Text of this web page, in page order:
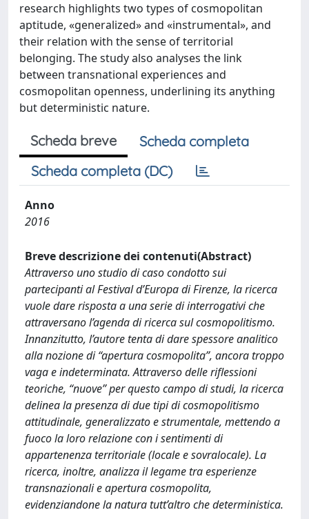
research highlights two types of cosmopolitan
aptitude, «generalized» and «instrumental», and
their relation with the sense of territorial
belonging. The study also analyses the link
between transnational experiences and
cosmopolitan openness, underlining its anything
but deterministic nature.
Scheda breve
Scheda completa
Scheda completa (DC)
Anno
2016
Breve descrizione dei contenuti(Abstract)
Attraverso uno studio di caso condotto sui
partecipanti al Festival d’Europa di Firenze, la ricerca
vuole dare risposta a una serie di interrogativi che
attraversano l’agenda di ricerca sul cosmopolitismo.
Innanzitutto, l’autore tenta di dare spessore analitico
alla nozione di “apertura cosmopolita”, ancora troppo
vaga e indeterminata. Attraverso delle riflessioni
teoriche, “nuove” per questo campo di studi, la ricerca
delinea la presenza di due tipi di cosmopolitismo
attitudinale, generalizzato e strumentale, mettendo a
fuoco la loro relazione con i sentimenti di
appartenenza territoriale (locale e sovralocale). La
ricerca, inoltre, analizza il legame tra esperienze
transnazionali e apertura cosmopolita,
evidenziandone la natura tutt’altro che deterministica.